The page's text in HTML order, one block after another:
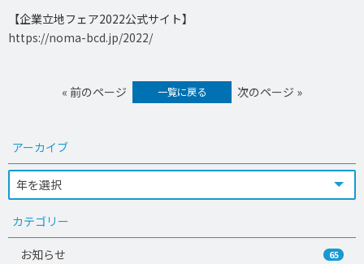
【企業立地フェア2022公式サイト】
https://noma-bcd.jp/2022/
« 前のページ 一覧に戻る 次のページ »
アーカイブ
カテゴリー
お知らせ 65